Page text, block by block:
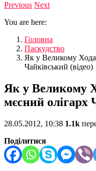
Previous Next
You are here:
Головна
Паскудство
Як у Великому
Чайківський (відео)
Як у Великому
мєсний олігарх
28.05.2012, 10:38 1.1k
Поділитися